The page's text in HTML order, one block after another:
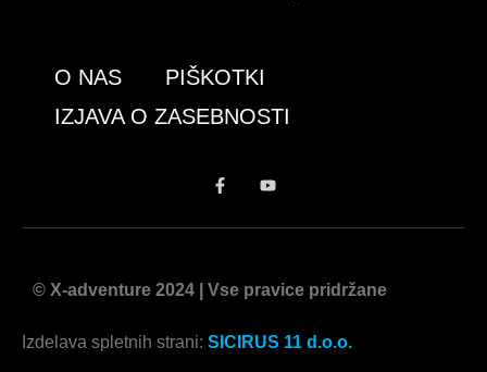
O NAS
PIŠKOTKI
IZJAVA O ZASEBNOSTI
© X-adventure 2024 | Vse pravice pridržane
Izdelava spletnih strani: SICIRUS 11 d.o.o.